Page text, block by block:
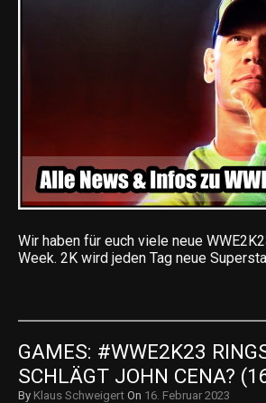
Wir haben für euch viele neue
Week. 2K wird jeden Tag neue
GAMES: #WWE2K23
SCHLÄGT JOHN CENA?
By Klaus Schweigert On 16. Februar 2023